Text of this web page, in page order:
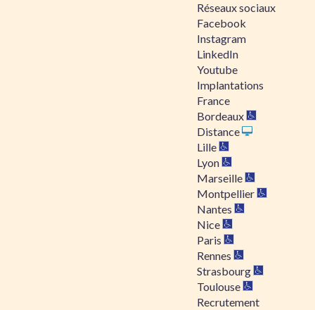
Réseaux sociaux
Facebook
Instagram
LinkedIn
Youtube
Implantations
France
Bordeaux
Distance
Lille
Lyon
Marseille
Montpellier
Nantes
Nice
Paris
Rennes
Strasbourg
Toulouse
Recrutement